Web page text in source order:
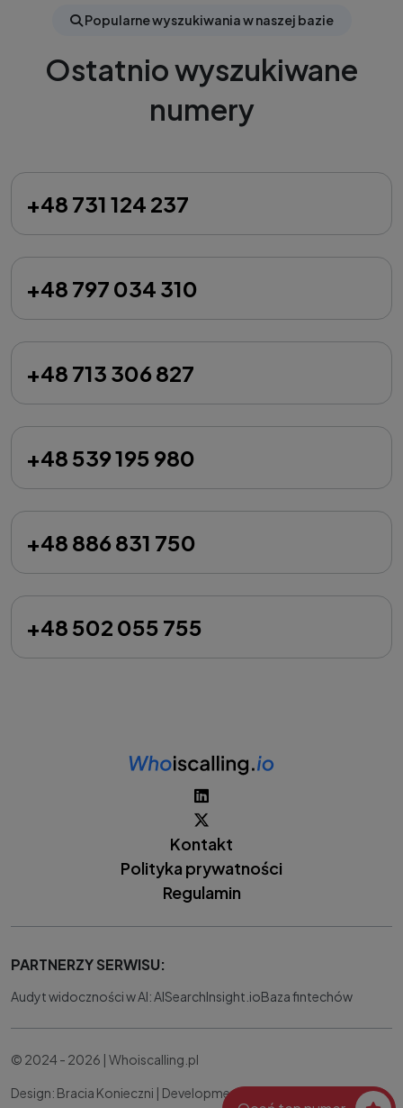
Popularne wyszukiwania w naszej bazie
Ostatnio wyszukiwane
numery
+48 731 124 237
+48 797 034 310
+48 713 306 827
+48 539 195 980
+48 886 831 750
+48 502 055 755
Kontakt
Polityka prywatności
Regulamin
PARTNERZY SERWISU:
Audyt widoczności w AI: AISearchInsight.ioBaza fintechów
© 2024 - 2026 | Whoiscalling.pl
Design: Bracia Konieczni | Development: